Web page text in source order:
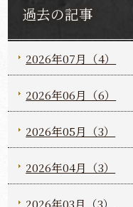
過去の記事
2026年07月（4）
2026年06月（6）
2026年05月（3）
2026年04月（3）
2026年03月（3）